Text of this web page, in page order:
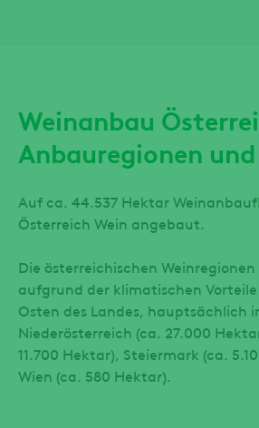
Weinanbau
Anbauregionen
Auf ca. 44.537 Hektar
Österreich Wein angebaut.
Die österreichischen
aufgrund der klimatischen
Osten des Landes, hauptsächlich
Niederösterreich (ca. 27.000
11.700 Hektar), Steiermark (ca.
Wien (ca. 580 Hektar).